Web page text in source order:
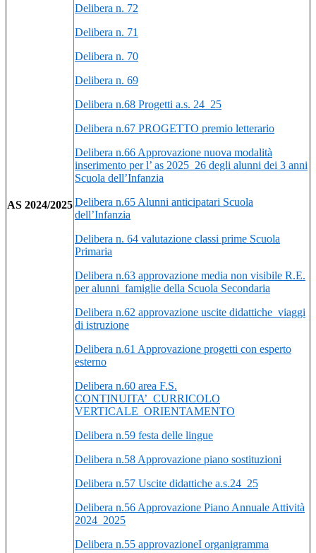
AS 2024/2025
Delibera n. 72
Delibera n. 71
Delibera n. 70
Delibera n. 69
Delibera n.68 Progetti a.s. 24_25
Delibera n.67 PROGETTO premio letterario
Delibera n.66 Approvazione nuova modalità
inserimento per l’ as 2025_26 degli alunni dei 3 anni
Scuola dell’Infanzia
Delibera n.65 Alunni anticipatari Scuola
dell’Infanzia
Delibera n. 64 valutazione classi prime Scuola
Primaria
Delibera n.63 approvazione media non visibile R.E.
per alunni_famiglie della Scuola Secondaria
Delibera n.62 approvazione uscite didattiche_viaggi
di istruzione
Delibera n.61 Approvazione progetti con esperto
esterno
Delibera n.60 area F.S.
CONTINUITA’_CURRICOLO
VERTICALE_ORIENTAMENTO
Delibera n.59 festa delle lingue
Delibera n.58 Approvazione piano sostituzioni
Delibera n.57 Uscite didattiche a.s.24_25
Delibera n.56 Approvazione Piano Annuale Attività
2024_2025
Delibera n.55 approvazioneI organigramma